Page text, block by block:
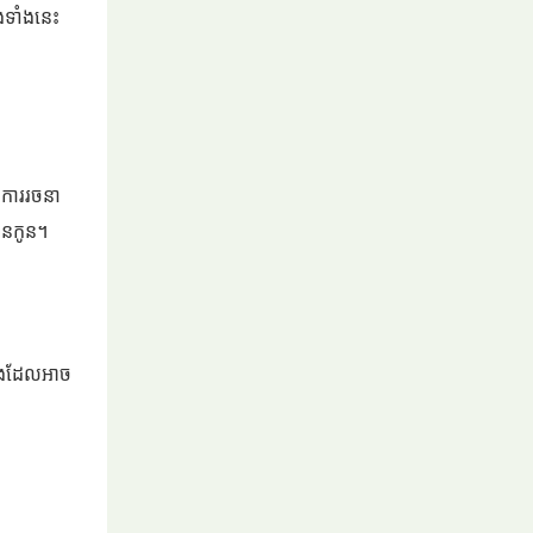
ាំងនេះ
ររចនា
នកូន។
ដែលអាច